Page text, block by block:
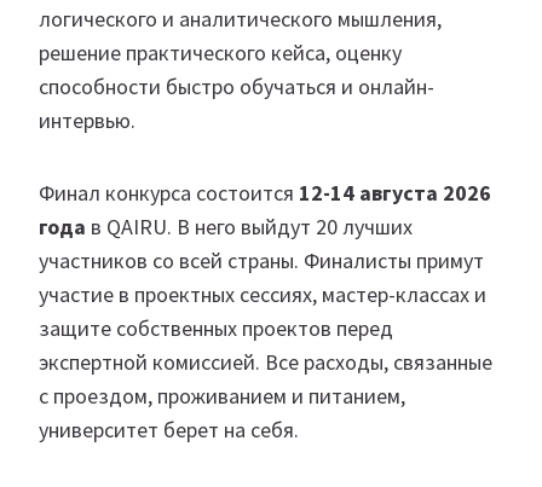
логического и аналитического мышления,
решение практического кейса, оценку
способности быстро обучаться и онлайн-
интервью.
Финал конкурса состоится 12-14 августа 2026
года в QAIRU. В него выйдут 20 лучших
участников со всей страны. Финалисты примут
участие в проектных сессиях, мастер-классах и
защите собственных проектов перед
экспертной комиссией. Все расходы, связанные
с проездом, проживанием и питанием,
университет берет на себя.